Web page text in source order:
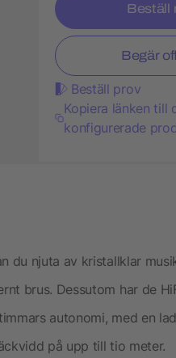
Beställ
Begär
Beställ prov
Kopiera länken till
konfigurerade
du njuta av kristallklar
brus. Dessutom har de
autonomi, med en
på upp till tio meter.